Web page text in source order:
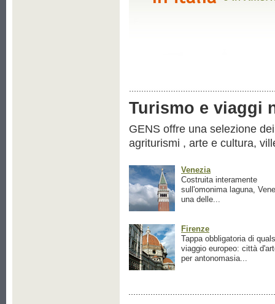
Turismo e viaggi
GENS offre una selezione
agriturismi , arte e cultura,
Venezia
Costruita interamente
sull'omonima laguna,
una delle...
Firenze
Tappa obbligatoria di
viaggio europeo: città
per antonomasia...